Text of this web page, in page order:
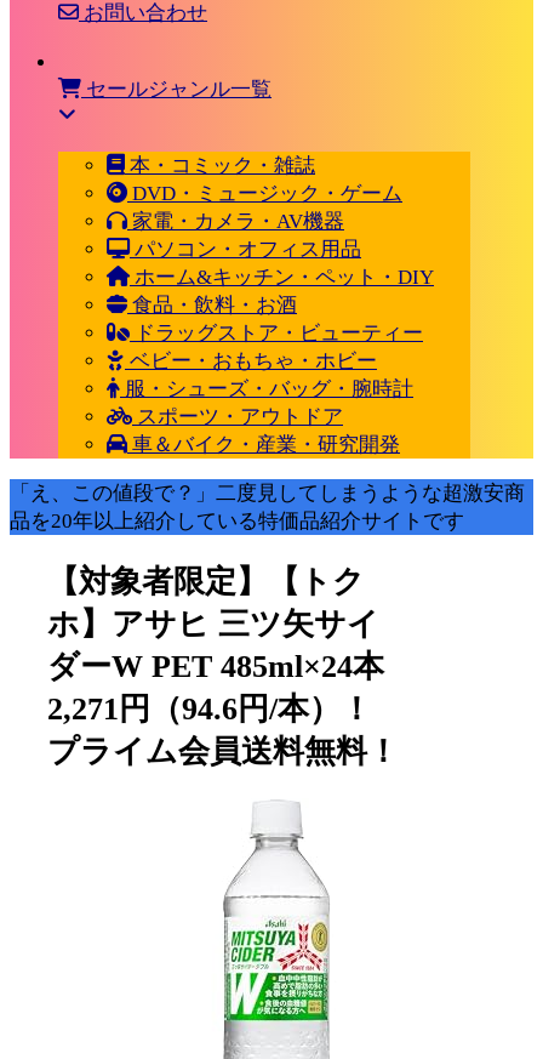
お問い合わせ
セールジャンル一覧
本・コミック・雑誌
DVD・ミュージック・ゲーム
家電・カメラ・AV機器
パソコン・オフィス用品
ホーム&キッチン・ペット・DIY
食品・飲料・お酒
ドラッグストア・ビューティー
ベビー・おもちゃ・ホビー
服・シューズ・バッグ・腕時計
スポーツ・アウトドア
車＆バイク・産業・研究開発
「え、この値段で？」二度見してしまうような超激安商
品を20年以上紹介している特価品紹介サイトです
【対象者限定】【トク
ホ】アサヒ 三ツ矢サイ
ダーW PET 485ml×24本
2,271円（94.6円/本）！
プライム会員送料無料！